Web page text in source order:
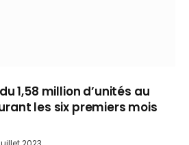
1,58 million d’unités au
les six premiers mois